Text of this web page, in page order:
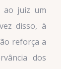
ao juiz um
disso, à
reforça a
dos